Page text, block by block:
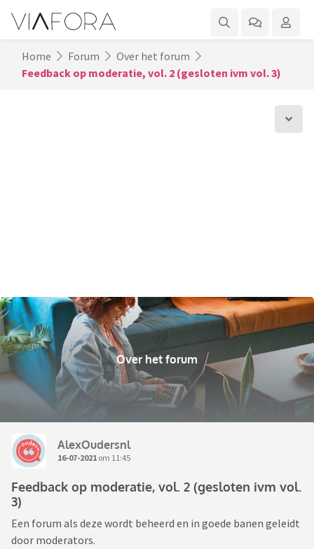
Home Forum
Over het forum
Feedback op moderatie, vol. 2 (gesloten ivm vol. 3)
Over het forum
AlexOudersnl
16-07-2021 om 11:45
Feedback op moderatie, vol. 2 (gesloten ivm vol.
3)
Een forum als deze wordt beheerd en in goede banen geleidt
door moderators.